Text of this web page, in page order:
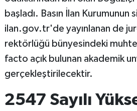
başladı. Basın İlan
ilan.gov.tr'de yayınlanan de
rektörlüğü bünyesindeki
facto açık bulunan akademik
gerçekleştirilecektir.
2547 Sayılı